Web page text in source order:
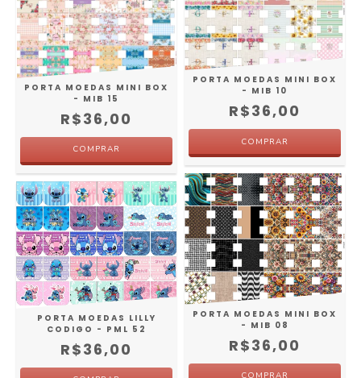
PORTA MOEDAS MINI BOX
- MIB 15
R$36,00
PORTA MOEDAS MINI BOX
- MIB 10
R$36,00
PORTA MOEDAS LILLY
CODIGO - PML 52
R$36,00
PORTA MOEDAS MINI BOX
- MIB 08
R$36,00